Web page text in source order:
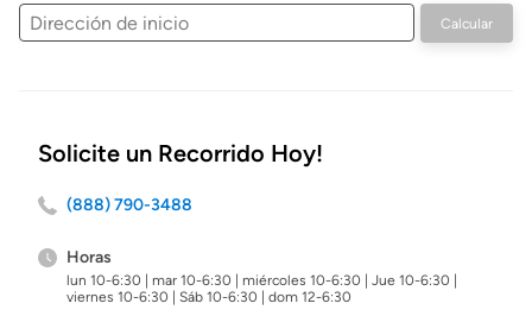
Dirección
de
Calcular
Solicite un Recorrido Hoy!
(888) 790-3488
Horas
lun 10-6:30 | mar 10-6:30 | miércoles 10-6:30 | Jue 10-6:30 |
viernes 10-6:30 | Sáb 10-6:30 | dom 12-6:30